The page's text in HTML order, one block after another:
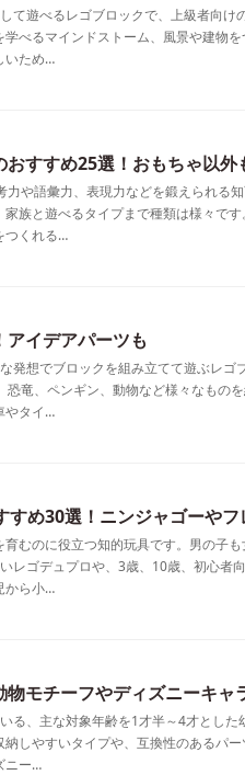
て遊べるレゴブロックで、上級者向け
べるマインドストーム、風景や建物
いため…
すすめ25選！おもちゃ以外
や語彙力、表現力などを鍛えられる
族と遊べるタイプまで種類は様々で
つくれる…
イデアパーツも
発想でブロックを組み立てて遊ぶレゴ
竜、ペンギン、動物など様々なもの
やタイ…
すめ30選！ニンジャゴーやフ
むのに役立つ知的玩具です。男の子
レゴデュプロや、3歳、10歳、初心者
から小…
モチーフやディズニーキャ
る、主な対象年齢を1才半～4才とした
しやすいタイプや、互換性のあるパ
ニー…